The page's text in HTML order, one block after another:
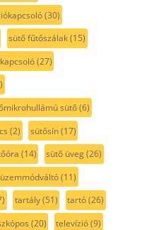
(30)
sütő fűtőszálak(15)
(27)
sütő(6)
(2) sütősín(17)
(14) sütő üveg(26)
(11)
tartály(51) tartó(26)
(20) televízió(9)